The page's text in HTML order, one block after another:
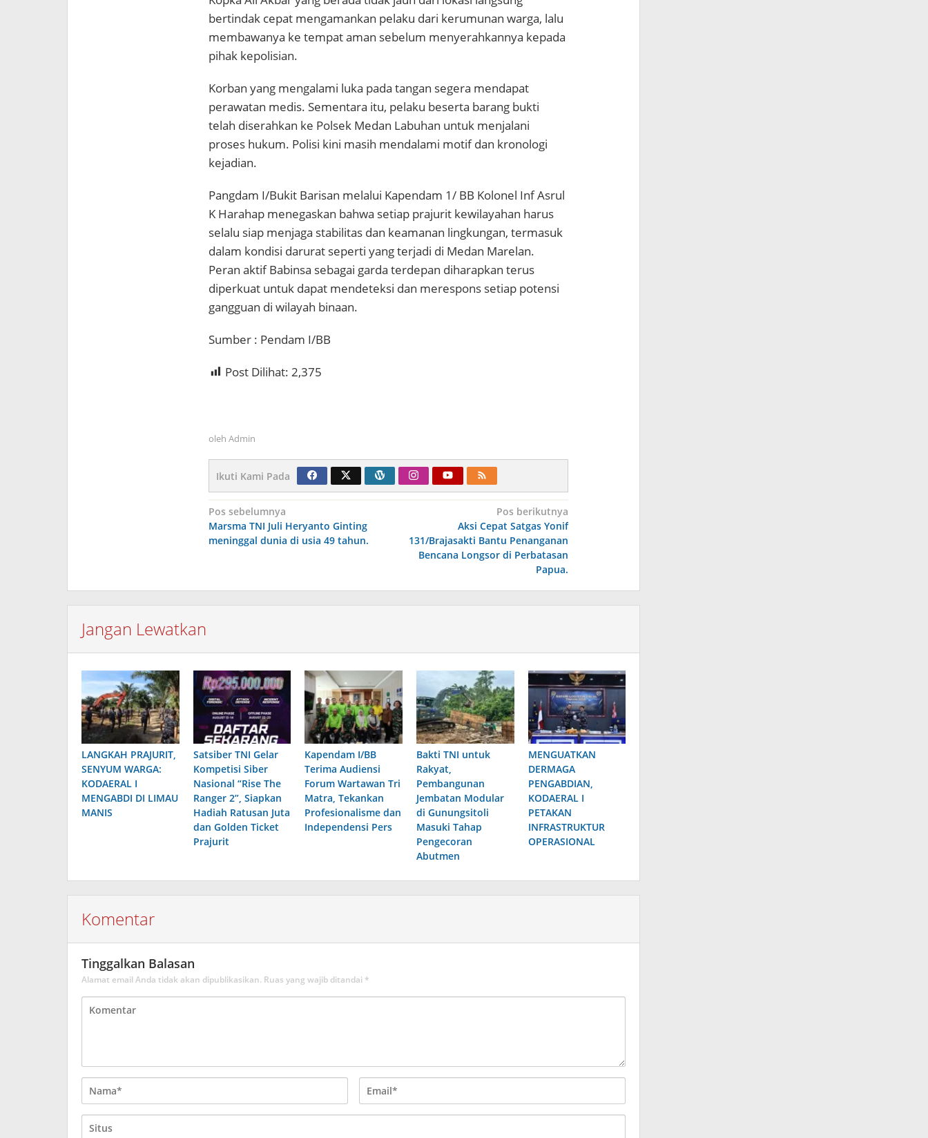
bertindak cepat mengamankan pelaku dari kerumunan warga, lalu
membawanya ke tempat aman sebelum menyerahkannya kepada
pihak kepolisian.
Korban yang mengalami luka pada tangan segera mendapat
perawatan medis. Sementara itu, pelaku beserta barang bukti
telah diserahkan ke Polsek Medan Labuhan untuk menjalani
proses hukum. Polisi kini masih mendalami motif dan kronologi
kejadian.
Pangdam I/Bukit Barisan melalui Kapendam 1/ BB Kolonel Inf Asrul
K Harahap menegaskan bahwa setiap prajurit kewilayahan harus
selalu siap menjaga stabilitas dan keamanan lingkungan, termasuk
dalam kondisi darurat seperti yang terjadi di Medan Marelan.
Peran aktif Babinsa sebagai garda terdepan diharapkan terus
diperkuat untuk dapat mendeteksi dan merespons setiap potensi
gangguan di wilayah binaan.
Sumber : Pendam I/BB
Post Dilihat: 2,375
oleh Admin
Ikuti Kami Pada
Navigasi
pos
Pos sebelumnya
Marsma TNI Juli Heryanto Ginting
meninggal dunia di usia 49 tahun.
Pos berikutnya
Aksi Cepat Satgas Yonif
131/Brajasakti Bantu Penanganan
Bencana Longsor di Perbatasan
Papua.
Jangan Lewatkan
‎LANGKAH PRAJURIT,
SENYUM WARGA:
KODAERAL I
MENGABDI DI LIMAU
MANIS
Satsiber TNI Gelar
Kompetisi Siber
Nasional “Rise The
Ranger 2”, Siapkan
Hadiah Ratusan Juta
dan Golden Ticket
Prajurit
Kapendam I/BB
Terima Audiensi
Forum Wartawan Tri
Matra, Tekankan
Profesionalisme dan
Independensi Pers
Bakti TNI untuk
Rakyat,
Pembangunan
Jembatan Modular
di Gunungsitoli
Masuki Tahap
Pengecoran
Abutmen
MENGUATKAN
DERMAGA
PENGABDIAN,
KODAERAL I
PETAKAN
INFRASTRUKTUR
OPERASIONAL
Komentar
Tinggalkan Balasan
Alamat email Anda tidak akan dipublikasikan. Ruas yang wajib ditandai *